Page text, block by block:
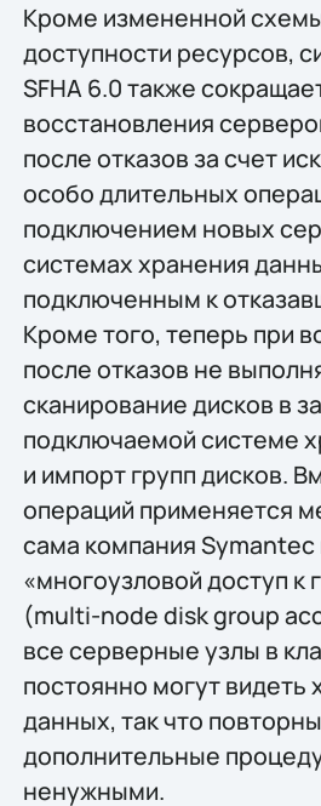
Кроме измененной
доступности ресурсов,
SFHA 6.0 также
восстановления
после отказов за счет
особо длительных
подключением новых
системах хранения
подключенным к
Кроме того, теперь при
после отказов не
сканирование дисков в
подключаемой системе
и импорт групп дисков.
операций применяется
сама компания Symantec
«многоузловой доступ к
(multi-node disk group
все серверные узлы в
постоянно могут видеть
данных, так что
дополнительные
ненужными.